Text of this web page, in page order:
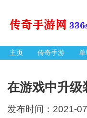
主页 传奇手游 单
在游戏中升级
发布时间：2021-